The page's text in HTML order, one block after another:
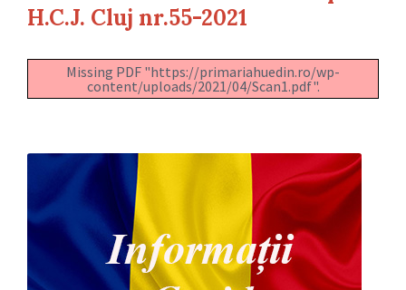
H.C.J. Cluj nr.55-2021
Missing PDF "https://primariahuedin.ro/wp-
content/uploads/2021/04/Scan1.pdf".